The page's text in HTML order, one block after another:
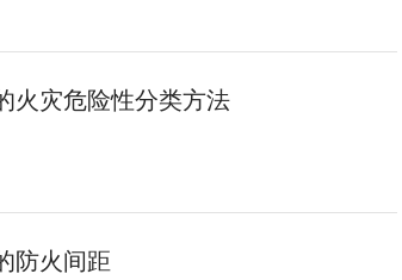
火灾危险性分类方法
防火间距